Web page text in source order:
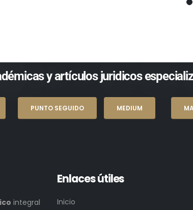
y artículos juridicos
PUNTO SEGUIDO MEDIUM
integral
Enlaces útiles
Inicio